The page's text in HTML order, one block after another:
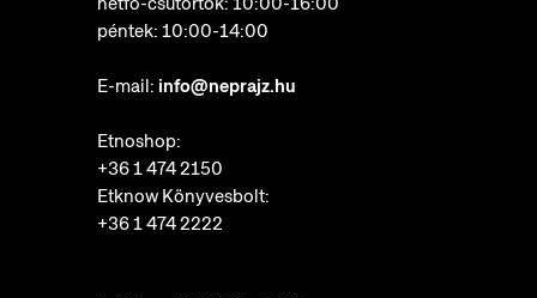
péntek: 10:00-14:00
E-mail: info@neprajz.hu
Etnoshop:
+36 1 474 2150
Etknow Könyvesbolt:
+36 1 474 2222